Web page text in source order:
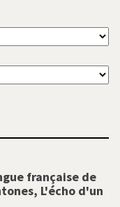
française de
L'écho d'un